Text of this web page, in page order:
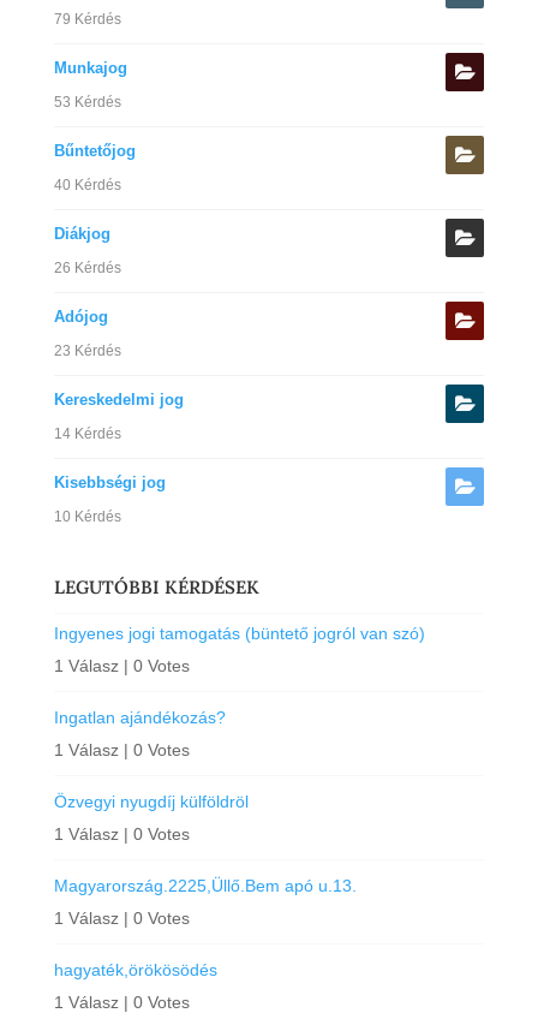
79 Kérdés
Munkajog
53 Kérdés
Bűntetőjog
40 Kérdés
Diákjog
26 Kérdés
Adójog
23 Kérdés
Kereskedelmi jog
14 Kérdés
Kisebbségi jog
10 Kérdés
LEGUTÓBBI KÉRDÉSEK
Ingyenes jogi tamogatás (büntető jogról van szó)
1 Válasz | 0 Votes
Ingatlan ajándékozás?
1 Válasz | 0 Votes
Özvegyi nyugdíj külföldröl
1 Válasz | 0 Votes
Magyarország.2225,Üllő.Bem apó u.13.
1 Válasz | 0 Votes
hagyaték,örökösödés
1 Válasz | 0 Votes